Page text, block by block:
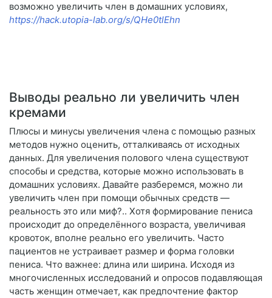
возможно увеличить член в домашних условиях,
https://hack.utopia-lab.org/s/QHe0tlEhn
Выводы реально ли увеличить член
кремами
Плюсы и минусы увеличения члена с помощью разных
методов нужно оценить, отталкиваясь от исходных
данных. Для увеличения полового члена существуют
способы и средства, которые можно использовать в
домашних условиях. Давайте разберемся, можно ли
увеличить член при помощи обычных средств —
реальность это или миф?.. Хотя формирование пениса
происходит до определённого возраста, увеличивая
кровоток, вполне реально его увеличить. Часто
пациентов не устраивает размер и форма головки
пениса. Что важнее: длина или ширина. Исходя из
многочисленных исследований и опросов подавляющая
часть женщин отмечает, как предпочтение фактор